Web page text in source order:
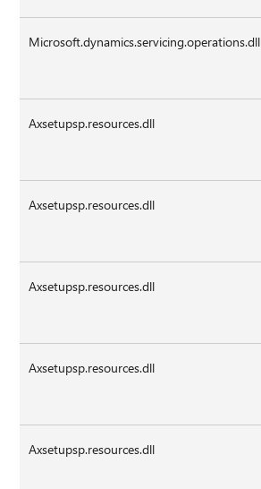
Microsoft.dynamics.servicing.operations.dll
Axsetupsp.resources.dll
Axsetupsp.resources.dll
Axsetupsp.resources.dll
Axsetupsp.resources.dll
Axsetupsp.resources.dll